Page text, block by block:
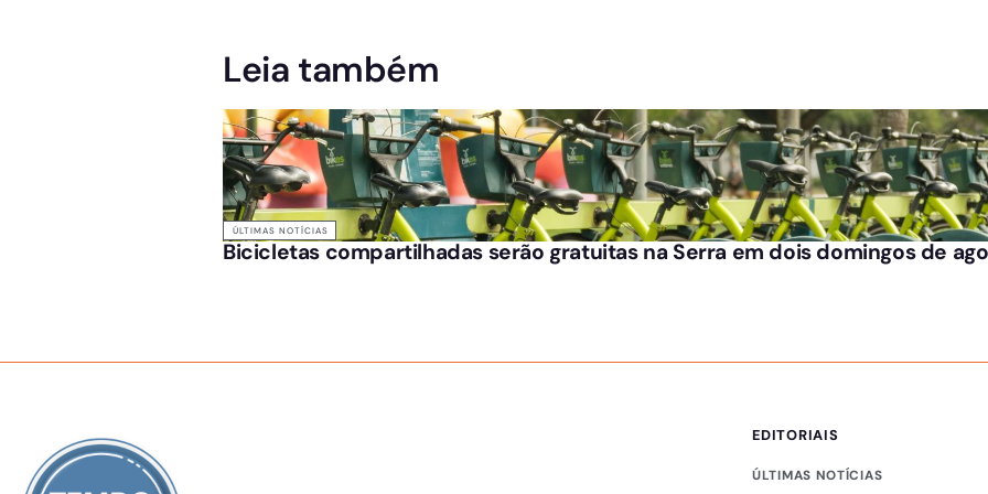
Leia também
ÚLTIMAS NOTÍCIAS
Bicicletas compartilhadas serão gratuitas na Serra em dois domingos de
EDITORIAIS
ÚLTIMAS NOTÍCIAS